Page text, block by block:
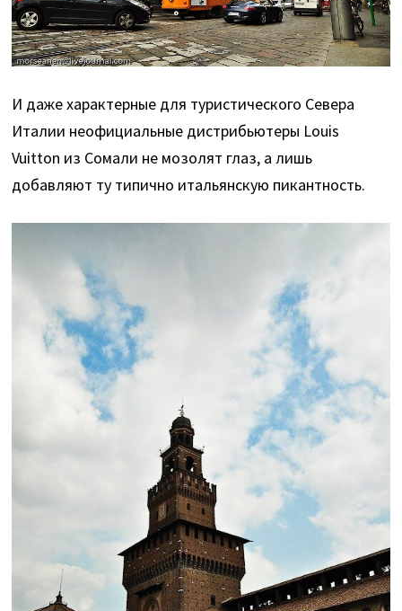
И даже характерные для туристического Севера
Италии неофициальные дистрибьютеры Louis
Vuitton из Сомали не мозолят глаз, а лишь
добавляют ту типично итальянскую пикантность.